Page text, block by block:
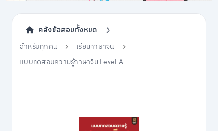
คลังข้อสอบทั้งหมด
สำหรับทุกคน
เรียนภาษาจีน
แบบทดสอบความรู้ภาษาจีน Level A